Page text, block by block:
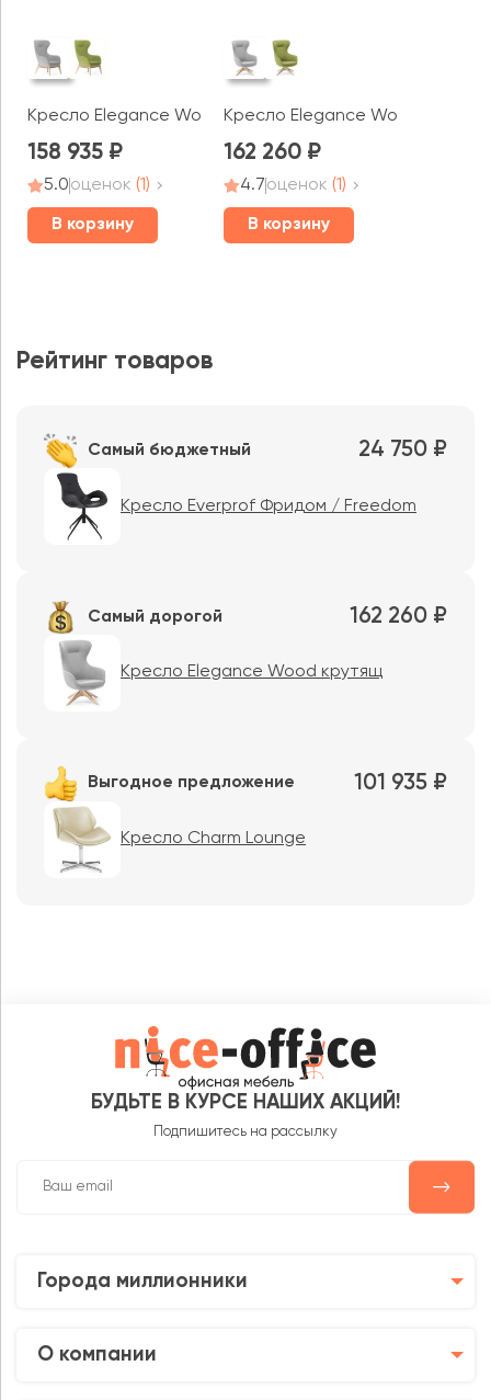
Кресло Elegance Wood
158 935
5.0оценок (1)
В корзину
Кресло Elegance Wood крутящ
162 260
4.7оценок (1)
В корзину
Рейтинг товаров
Самый бюджетный 24 750 ₽
Кресло Everprof Фридом / Freedom
Самый дорогой 162 260 ₽
Кресло Elegance Wood крутящ
Выгодное предложение 101 935 ₽
Кресло Charm Lounge
БУДЬТЕ В КУРСЕ НАШИХ АКЦИЙ!
Подпишитесь на рассылку
Города миллионники
О компании